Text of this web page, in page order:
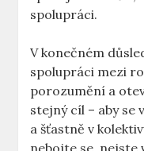
spolupráci.
V konečném
spolupráci mezi
porozumění a
stejný cíl – aby se
a šťastně v